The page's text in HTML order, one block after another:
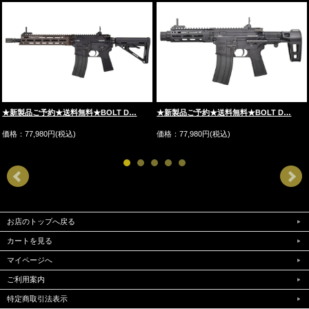
★新製品ご予約★送料無料★BOLT D…
価格：77,980円(税込)
★新製品ご予約★送料無料★BOLT D…
価格：77,980円(税込)
お店のトップへ戻る
カートを見る
マイページへ
ご利用案内
特定商取引法表示